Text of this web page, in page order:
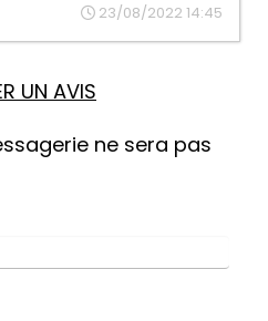
23/08/2022 14:45
UN AVIS
ne sera pas